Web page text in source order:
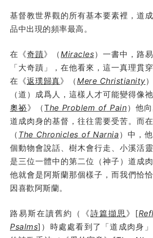
基督教世界觀的所有基本要素裡，道
品中出現的頻率最高。
在《奇蹟》（ Miracles）一書中，路
「大奇蹟」，在他看來，這一真理貫
在《返璞歸真》（ Mere Christianity
（道）成爲人，這樣人才可能變得像
奧祕》（The Problem of Pain）他
道成肉身的基督，往往需要受苦。而
（ The Chronicles of Narnia ）中，
個動物會說話、樹木會行走、小溪活
是三位一體中的第二位（神子）道成
他就會是阿斯蘭那個樣子，而我們恰
因喜歡阿斯蘭。
路易斯在讀舊約（《詩篇擷思 》[
Psalms] ）時處處看到了「道成肉身